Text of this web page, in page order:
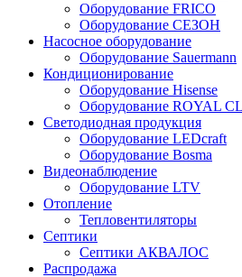
Оборудование FRICO
Оборудование СЕЗОН
Насосное оборудование
Оборудование Sauermann
Кондиционирование
Оборудование Hisense
Оборудование ROYAL
Светодиодная продукция
Оборудование LEDcraft
Оборудование Bosma
Видеонаблюдение
Оборудование LTV
Отопление
Тепловентиляторы
Септики
Септики АКВАЛОС
Распродажа